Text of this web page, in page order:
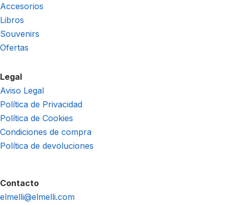
Accesorios
Libros
Souvenirs
Ofertas
Legal
Aviso Legal
Política de Privacidad
Política de Cookies
Condiciones de compra
Política de devoluciones
Contacto
elmelli@elmelli.com